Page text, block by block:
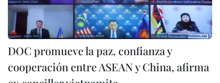
DOC promueve la paz, confianza y
cooperación entre ASEAN y China, afirma